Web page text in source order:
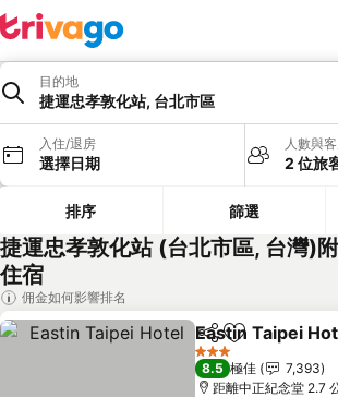
目的地
捷運忠孝敦化站, 台北市區
入住/退房
選擇日期
人數與
2 位旅
排序 篩選
捷運忠孝敦化站 (台北市區, 台灣)
住宿
佣金如何影響排名
分享 放到收藏夾
Eastin Taipei
3 星級
8.5 極佳
7,393
距離中正紀念堂 2.7